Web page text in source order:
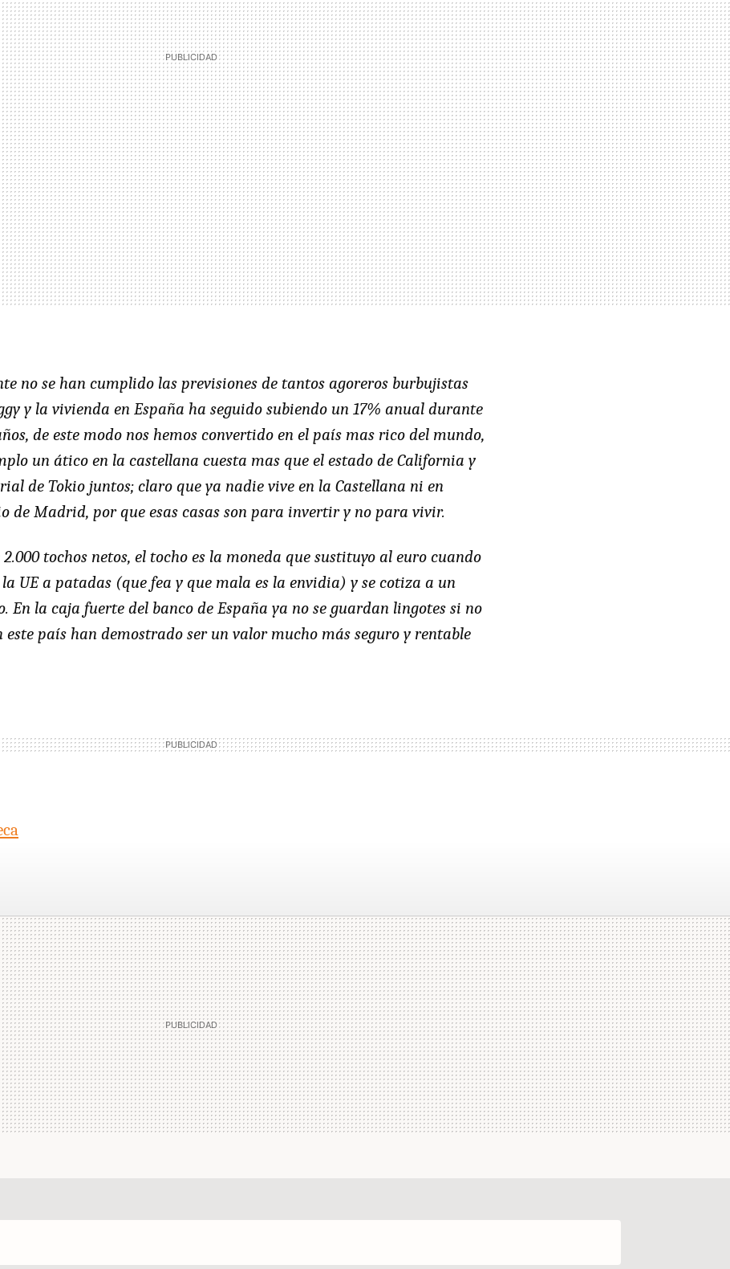
no se han cumplido las previsiones de tantos agoreros burbujistas
y la vivienda en España ha seguido subiendo un 17% anual durante
de este modo nos hemos convertido en el país mas rico del mundo,
un ático en la castellana cuesta mas que el estado de California y
de Tokio juntos; claro que ya nadie vive en la Castellana ni en
de Madrid, por que esas casas son para invertir y no para vivir.
tochos netos, el tocho es la moneda que sustituyo al euro cuando
UE a patadas (que fea y que mala es la envidia) y se cotiza a un
En la caja fuerte del banco de España ya no se guardan lingotes si no
este país han demostrado ser un valor mucho más seguro y rentable